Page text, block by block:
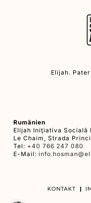
Elijah.
Rumänien
Elijah Iniţiativa Socială
Le Chaim, Strada
Tel: +40 766 247 080
E-Mail:
KONTAKT